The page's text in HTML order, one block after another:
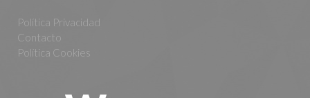
Política Privacidad
Contacto
Política Cookies